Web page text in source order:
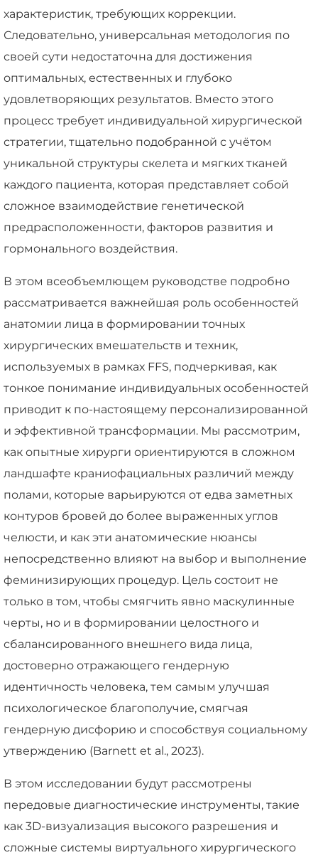
характеристик, требующих коррекции.
Следовательно, универсальная методология по
своей сути недостаточна для достижения
оптимальных, естественных и глубоко
удовлетворяющих результатов. Вместо этого
процесс требует индивидуальной хирургической
стратегии, тщательно подобранной с учётом
уникальной структуры скелета и мягких тканей
каждого пациента, которая представляет собой
сложное взаимодействие генетической
предрасположенности, факторов развития и
гормонального воздействия.
В этом всеобъемлющем руководстве подробно
рассматривается важнейшая роль особенностей
анатомии лица в формировании точных
хирургических вмешательств и техник,
используемых в рамках FFS, подчеркивая, как
тонкое понимание индивидуальных особенностей
приводит к по-настоящему персонализированной
и эффективной трансформации. Мы рассмотрим,
как опытные хирурги ориентируются в сложном
ландшафте краниофациальных различий между
полами, которые варьируются от едва заметных
контуров бровей до более выраженных углов
челюсти, и как эти анатомические нюансы
непосредственно влияют на выбор и выполнение
феминизирующих процедур. Цель состоит не
только в том, чтобы смягчить явно маскулинные
черты, но и в формировании целостного и
сбалансированного внешнего вида лица,
достоверно отражающего гендерную
идентичность человека, тем самым улучшая
психологическое благополучие, смягчая
гендерную дисфорию и способствуя социальному
утверждению (Barnett et al., 2023).
В этом исследовании будут рассмотрены
передовые диагностические инструменты, такие
как 3D-визуализация высокого разрешения и
сложные системы виртуального хирургического